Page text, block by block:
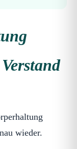
wieder.